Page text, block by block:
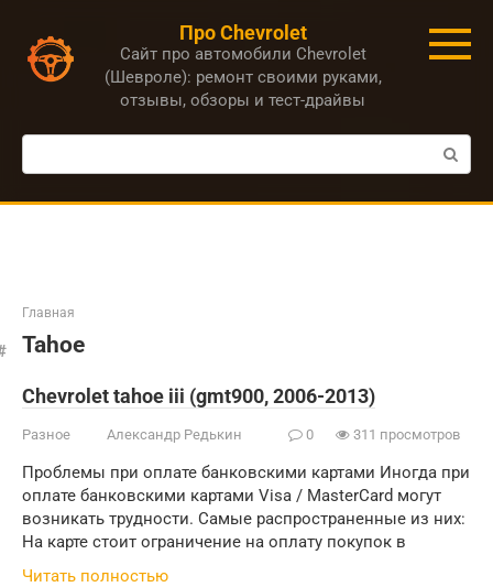
контенту
Про Chevrolet
Сайт про автомобили Chevrolet
(Шевроле): ремонт своими руками,
отзывы, обзоры и тест-драйвы
Поиск:
Главная
Tahoe
Chevrolet tahoe iii (gmt900, 2006-2013)
Разное Александр Редькин 0 311 просмотров
Проблемы при оплате банковскими картами Иногда при
оплате банковскими картами Visa / MasterCard могут
возникать трудности. Самые распространенные из них:
На карте стоит ограничение на оплату покупок в
Читать полностью